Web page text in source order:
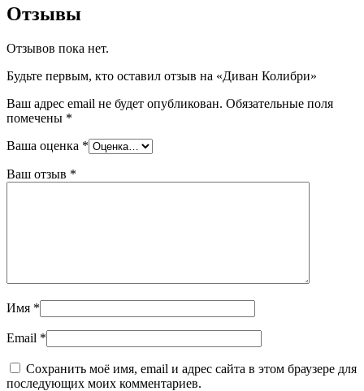
Отзывы
Отзывов пока нет.
Будьте первым, кто оставил отзыв на «Диван Колибри»
Ваш адрес email не будет опубликован. Обязательные поля
помечены *
Ваша оценка *
Ваш отзыв *
Имя *
Email *
Сохранить моё имя, email и адрес сайта в этом браузере для
последующих моих комментариев.